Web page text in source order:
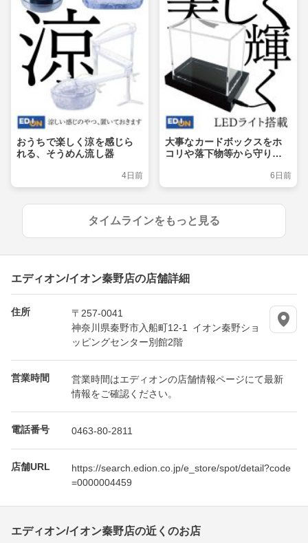
おうちで楽しく涼を感じら
れる、そうめん流し器
4日前
大事なカードボックスをホ
コリや落下物等から守りつ
6日前
タイムラインをもっと見る
エディオン/イオン秦野店の店舗詳細
住所
〒257-0041
神奈川県秦野市入船町12-1 イオン秦野ショ
ッピングセンター別館2階
営業時間
営業時間はエディオンの店舗情報ページにて最新
情報をご確認ください。
電話番号 0463-80-2811
店舗URL
https://search.edion.co.jp/e_store/spot/detail?code
=0000004459
エディオン/イオン秦野店の近くのお店